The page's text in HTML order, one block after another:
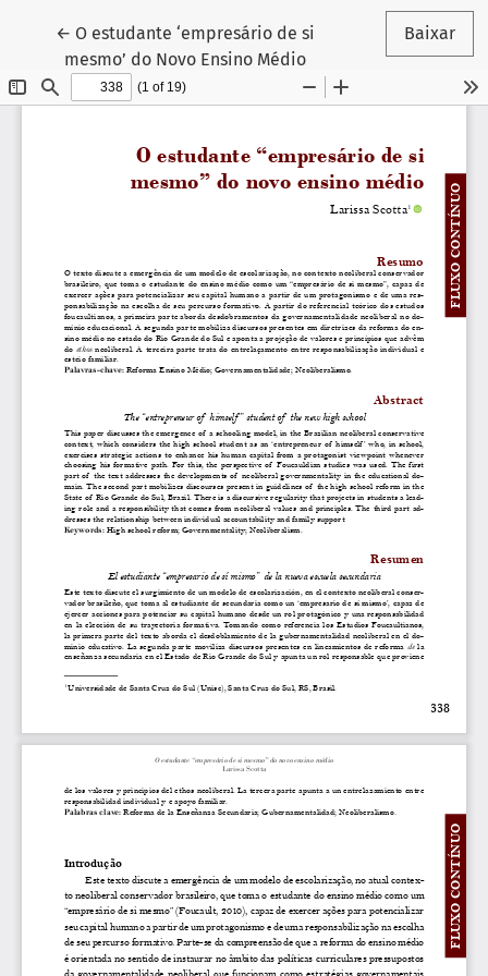
← Voltar aos Detalhes do Artigo
O estudante ‘empresário de si
mesmo’ do Novo Ensino Médio
Baixar